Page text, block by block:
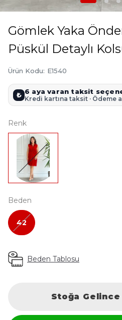
Gömlek Yaka
Püskül Detaylı
Ürün Kodu: E1540
₺ 6 aya varan taksit
Kredi kartına taksit · Ödeme
Renk
Beden
42
Beden Tablosu
Stoğa